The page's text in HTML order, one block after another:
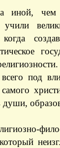
иной, чем
учили
под
души,